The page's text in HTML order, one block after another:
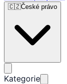
🇨🇿České právo
Kategorie